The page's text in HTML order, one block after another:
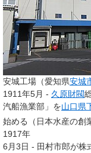
安城工場（愛知県安城
1911年5月 - 久原財閥
汽船漁業部」を山口県
始める（日本水産の創
1917年
6月3日 - 田村市郎が株